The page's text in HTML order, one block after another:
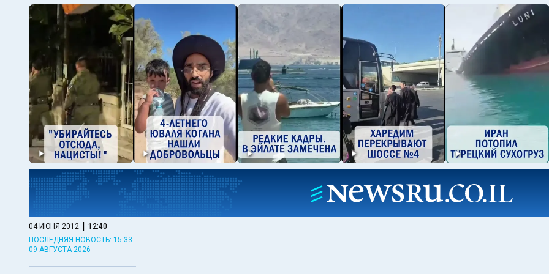
04 ИЮНЯ 2012 | 12:40
ПОСЛЕДНЯЯ НОВОСТЬ: 15:33
09 АВГУСТА 2026